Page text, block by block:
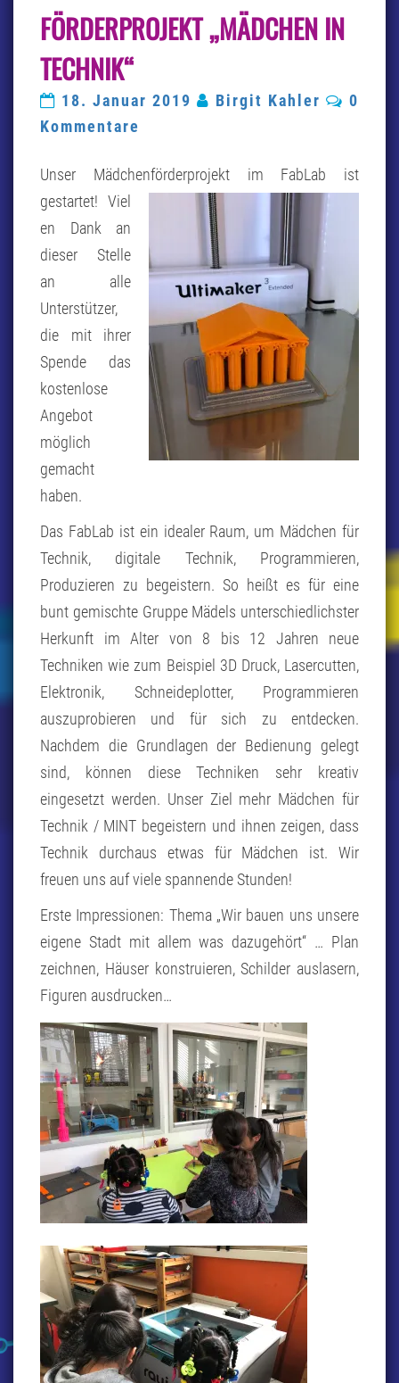
„MÄDCHEN
IN
FÖRDERPROJEKT „MÄDCHEN IN
TECHNIK“
18. Januar 2019 Birgit Kahler
0
Kommentare
Unser Mädchenförderprojekt im FabLab ist
gestartet! Viel
en Dank an
dieser Stelle
an alle
Unterstützer,
die mit ihrer
Spende das
kostenlose
Angebot
möglich
gemacht
haben.
Das FabLab ist ein idealer Raum, um Mädchen für
Technik, digitale Technik, Programmieren,
Produzieren zu begeistern. So heißt es für eine
bunt gemischte Gruppe Mädels unterschiedlichster
Herkunft im Alter von 8 bis 12 Jahren neue
Techniken wie zum Beispiel 3D Druck, Lasercutten,
Elektronik, Schneideplotter, Programmieren
auszuprobieren und für sich zu entdecken.
Nachdem die Grundlagen der Bedienung gelegt
sind, können diese Techniken sehr kreativ
eingesetzt werden. Unser Ziel mehr Mädchen für
Technik / MINT begeistern und ihnen zeigen, dass
Technik durchaus etwas für Mädchen ist. Wir
freuen uns auf viele spannende Stunden!
Erste Impressionen: Thema „Wir bauen uns unsere
eigene Stadt mit allem was dazugehört“ … Plan
zeichnen, Häuser konstruieren, Schilder auslasern,
Figuren ausdrucken…